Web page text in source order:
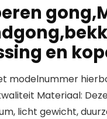
en
modelnummer
Materiaal:
licht gewicht,